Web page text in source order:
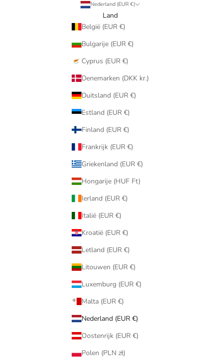
Nederland (EUR €)
Land
België (EUR €)
Bulgarije (EUR €)
Cyprus (EUR €)
Denemarken (DKK kr.)
Duitsland (EUR €)
Estland (EUR €)
Finland (EUR €)
Frankrijk (EUR €)
Griekenland (EUR €)
Hongarije (HUF Ft)
Ierland (EUR €)
Italië (EUR €)
Kroatië (EUR €)
Letland (EUR €)
Litouwen (EUR €)
Luxemburg (EUR €)
Malta (EUR €)
Nederland (EUR €)
Oostenrijk (EUR €)
Polen (PLN zł)